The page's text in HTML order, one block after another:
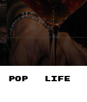
POP LIFE